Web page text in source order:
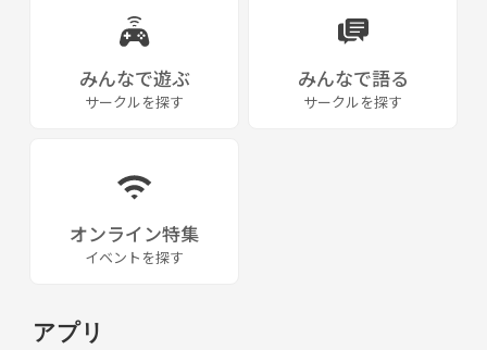
みんなで遊ぶ
サークルを探す
みんなで語る
サークルを探す
オンライン特集
イベントを探す
アプリ